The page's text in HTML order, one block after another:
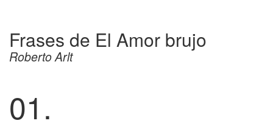
Frases de El Amor brujo
Roberto Arlt
01.